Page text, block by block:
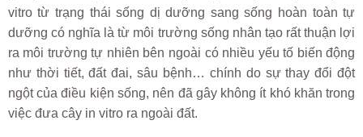
vitro từ trạng thái sống dị dưỡng sang sống hoàn toàn tự
dưỡng có nghĩa là từ môi trường sống nhân tạo rất thuận lợi
ra môi trường tự nhiên bên ngoài có nhiều yếu tố biến động
như thời tiết, đất đai, sâu bệnh… chính do sự thay đổi đột
ngột của điều kiện sống, nên đã gây không ít khó khăn trong
việc đưa cây in vitro ra ngoài đất.